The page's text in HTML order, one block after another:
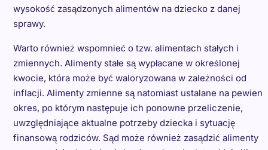
wysokość zasądzonych alimentów na dziecko z danej
sprawy.
Warto również wspomnieć o tzw. alimentach stałych i
zmiennych. Alimenty stałe są wypłacane w określonej
kwocie, która może być waloryzowana w zależności od
inflacji. Alimenty zmienne są natomiast ustalane na pewien
okres, po którym następuje ich ponowne przeliczenie,
uwzględniające aktualne potrzeby dziecka i sytuację
finansową rodziców. Sąd może również zasądzić alimenty